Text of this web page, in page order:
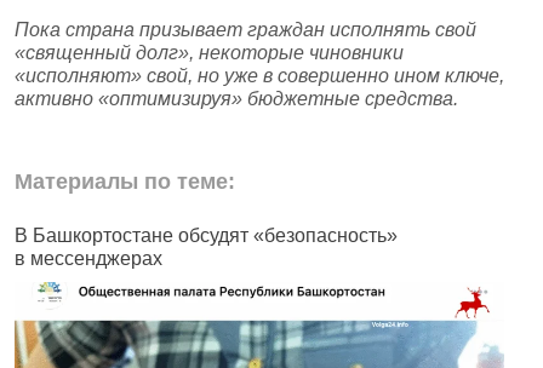
Пока страна призывает граждан исполнять свой
«священный долг», некоторые чиновники
«исполняют» свой, но уже в совершенно ином ключе,
активно «оптимизируя» бюджетные средства.
Материалы по теме:
В Башкортостане обсудят «безопасность»
в мессенджерах